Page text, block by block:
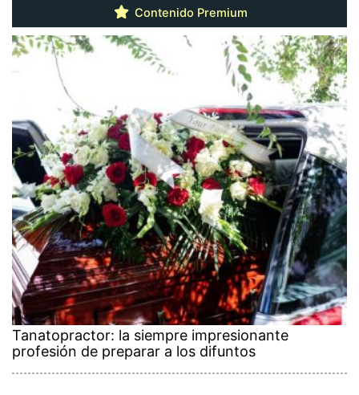
Contenido Premium
Tanatopractor: la siempre impresionante
profesión de preparar a los difuntos